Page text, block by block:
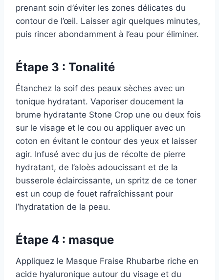
prenant soin d’éviter les zones délicates du
contour de l’œil. Laisser agir quelques minutes,
puis rincer abondamment à l’eau pour éliminer.
Étape 3 : Tonalité
Étanchez la soif des peaux sèches avec un
tonique hydratant. Vaporiser doucement la
brume hydratante Stone Crop une ou deux fois
sur le visage et le cou ou appliquer avec un
coton en évitant le contour des yeux et laisser
agir. Infusé avec du jus de récolte de pierre
hydratant, de l’aloès adoucissant et de la
busserole éclaircissante, un spritz de ce toner
est un coup de fouet rafraîchissant pour
l’hydratation de la peau.
Étape 4 : masque
Appliquez le Masque Fraise Rhubarbe riche en
acide hyaluronique autour du visage et du